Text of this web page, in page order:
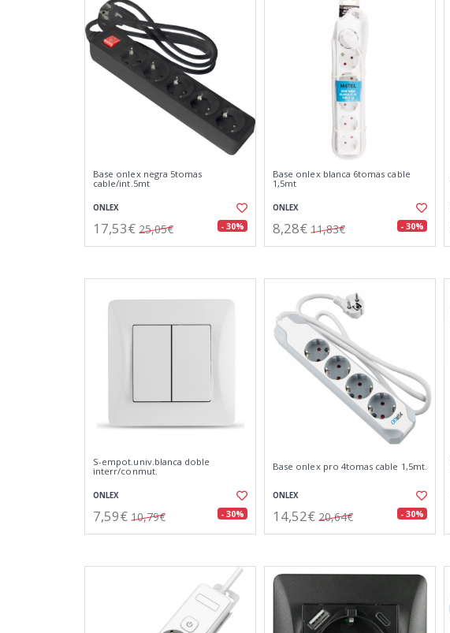
Base onlex negra 5tomas
cable/int.5mt
ONLEX
17,53€ 25,05€ - 30%
Base onlex blanca 6tomas cable
1,5mt
ONLEX
8,28€ 11,83€ - 30%
S-empot.univ.blanca doble
interr/conmut.
ONLEX
7,59€ 10,79€ - 30%
Base onlex pro 4tomas cable 1,5mt.
ONLEX
14,52€ 20,64€ - 30%